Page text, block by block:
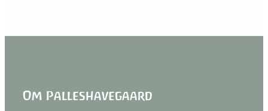
Om Palleshavegaard